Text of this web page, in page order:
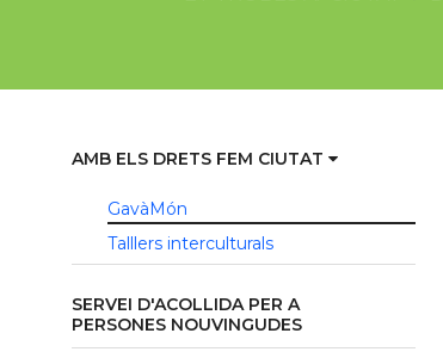
AMB ELS DRETS FEM CIUTAT
GavàMón
Talllers interculturals
SERVEI D'ACOLLIDA PER A
PERSONES NOUVINGUDES